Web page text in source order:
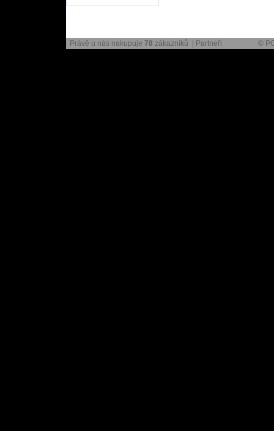
Právě u nás nakupuje 78 zákazníků | Partneři ©